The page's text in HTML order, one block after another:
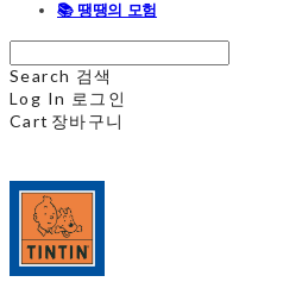
📚 땡땡의 모험
Search 검색
Log In 로그인
Cart 장바구니